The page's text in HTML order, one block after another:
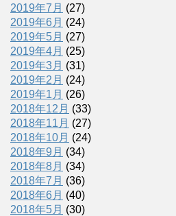
2019年7月 (27)
2019年6月 (24)
2019年5月 (27)
2019年4月 (25)
2019年3月 (31)
2019年2月 (24)
2019年1月 (26)
2018年12月 (33)
2018年11月 (27)
2018年10月 (24)
2018年9月 (34)
2018年8月 (34)
2018年7月 (36)
2018年6月 (40)
2018年5月 (30)